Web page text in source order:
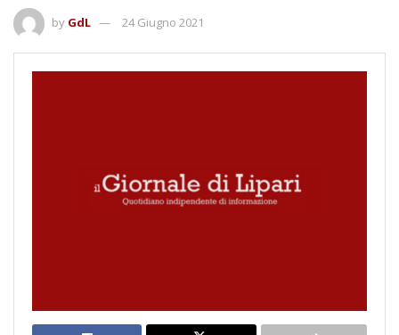
by GdL 24 Giugno 2021